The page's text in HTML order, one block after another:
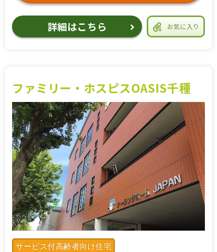
お気に入り
詳細はこちら
ファミリー・ホスピスOASIS千種
サービス付高齢者向け住宅